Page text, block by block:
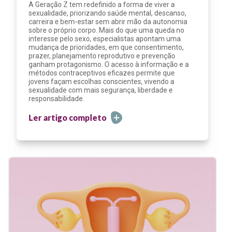
A Geração Z tem redefinido a forma de viver a
sexualidade, priorizando saúde mental, descanso,
carreira e bem-estar sem abrir mão da autonomia
sobre o próprio corpo. Mais do que uma queda no
interesse pelo sexo, especialistas apontam uma
mudança de prioridades, em que consentimento,
prazer, planejamento reprodutivo e prevenção
ganham protagonismo. O acesso à informação e a
métodos contraceptivos eficazes permite que
jovens façam escolhas conscientes, vivendo a
sexualidade com mais segurança, liberdade e
responsabilidade.
Ler artigo completo